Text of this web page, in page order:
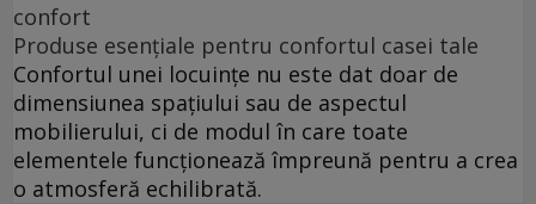
confort
Produse esențiale pentru confortul casei tale
Confortul unei locuințe nu este dat doar de
dimensiunea spațiului sau de aspectul
mobilierului, ci de modul în care toate
elementele funcționează împreună pentru a crea
o atmosferă echilibrată.